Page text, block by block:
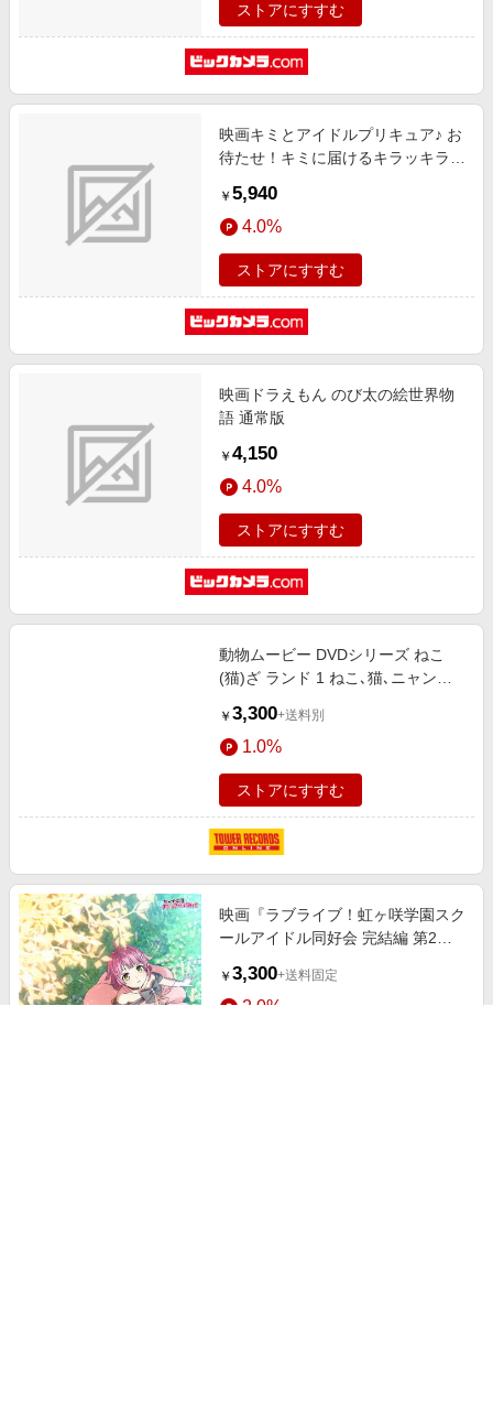
ストアにすすむ
映画キミとアイドルプリキュア♪ お
待たせ！キミに届けるキラッキライ
【BOX】
￥ 5,940
4.0%
ストアにすすむ
映画ドラえもん のび太の絵世界物
語 通常版
￥ 4,150
4.0%
ストアにすすむ
動物ムービー DVDシリーズ ねこ
(猫)ざ ランド 1 ねこ､猫､ニャンコ
￥ 3,300+送料別
1.0%
ストアにすすむ
映画『ラブライブ！虹ヶ咲学園スク
ールアイドル同好会 完結編 第2
れ僕らの歌」【天王寺璃奈盤】
（CD）
￥ 3,300+送料固定
2.0%